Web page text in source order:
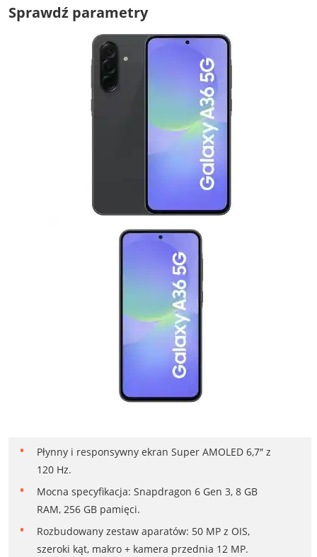
Sprawdź parametry
Płynny i responsywny ekran Super AMOLED 6,7″ z
120 Hz.
Mocna specyfikacja: Snapdragon 6 Gen 3, 8 GB
RAM, 256 GB pamięci.
Rozbudowany zestaw aparatów: 50 MP z OIS,
szeroki kąt, makro + kamera przednia 12 MP.